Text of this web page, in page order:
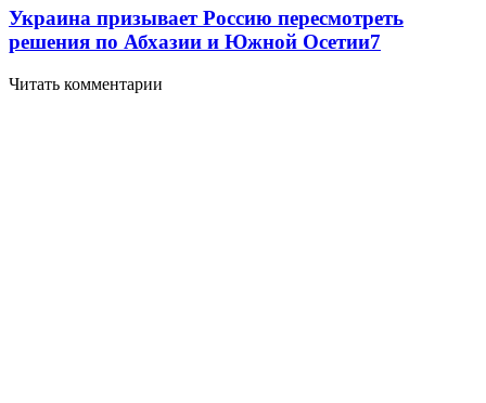
Украина призывает Россию пересмотреть
решения по Абхазии и Южной Осетии7
Читать комментарии